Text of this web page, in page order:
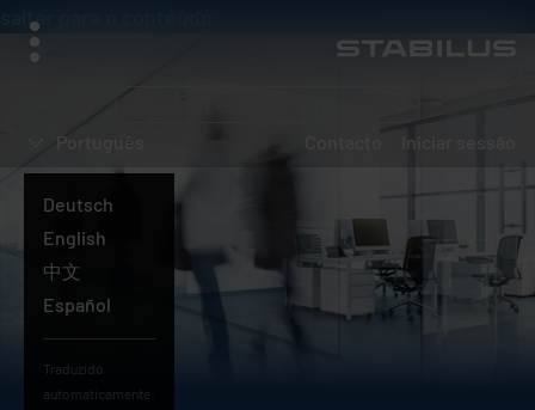
saltar para o conteúdo
menu
Português
Deutsch
English
中文
Español
Traduzido
automaticamente:
Iniciar sessão
que
está